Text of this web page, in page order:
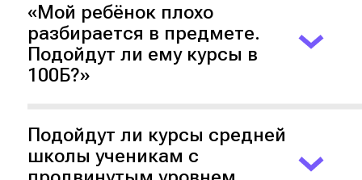
«Мой ребёнок плохо
разбирается в предмете.
Подойдут ли ему курсы в
100Б?»
Преподаватели помогут ребёнку
разобраться в сложных темах и
заложить прочный фундамент для
Подойдут ли курсы средней
школы ученикам с